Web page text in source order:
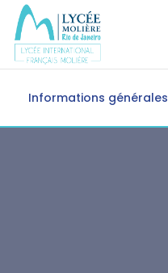
Informations générales